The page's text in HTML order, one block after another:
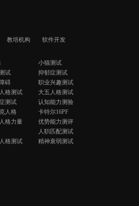
教培机构
软件开发
小猫测试
试
抑郁症测试
碍
职业兴趣测试
格测试
大五人格测试
测试
认知能力测验
人格
卡特尔16PF
格力量
优势能力测评
人职匹配测试
格测试
精神衰弱测试